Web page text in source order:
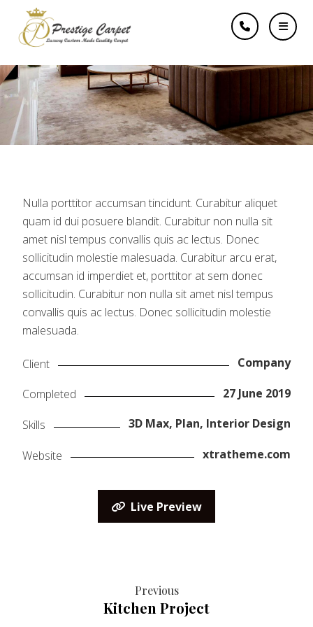
Bedroom Project
Nulla porttitor accumsan tincidunt. Curabitur aliquet
quam id dui posuere blandit. Curabitur non nulla sit
amet nisl tempus convallis quis ac lectus. Donec
sollicitudin molestie malesuada. Curabitur arcu erat,
accumsan id imperdiet et, porttitor at sem donec
sollicitudin. Curabitur non nulla sit amet nisl tempus
convallis quis ac lectus. Donec sollicitudin molestie
malesuada.
Client Company
Completed 27 June 2019
Skills 3D Max, Plan, Interior Design
Website xtratheme.com
Live Preview
Previous
Kitchen Project